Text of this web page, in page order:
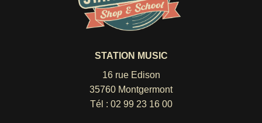
STATION MUSIC
16 rue Edison
35760 Montgermont
Tél : 02 99 23 16 00